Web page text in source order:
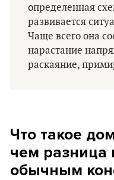
определенная
развивается
Чаще всего она
нарастание
раскаяние,
Что такое
чем разница
обычным